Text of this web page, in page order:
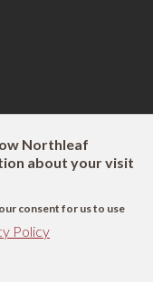
LAPHO
SFDR (UE)
Northleaf
about your visit
consent for us to use
Policy